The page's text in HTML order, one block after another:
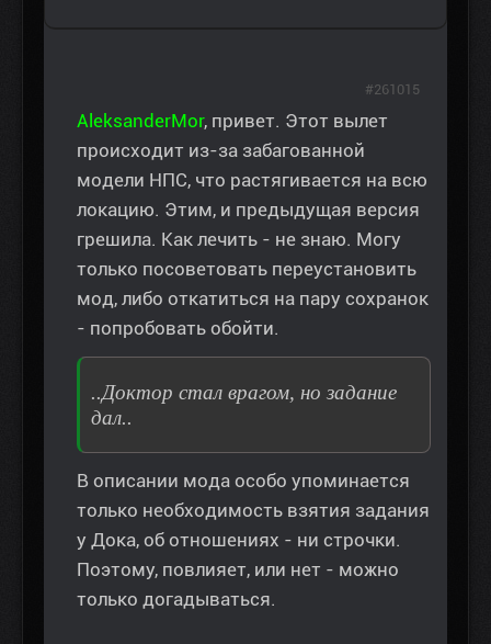
AleksanderMor, привет. Этот вылет
происходит из-за забагованной
модели НПС, что растягивается на всю
локацию. Этим, и предыдущая версия
грешила. Как лечить - не знаю. Могу
только посоветовать переустановить
мод, либо откатиться на пару сохранок
- попробовать обойти.
..Доктор стал врагом, но задание
дал..
В описании мода особо упоминается
только необходимость взятия задания
у Дока, об отношениях - ни строчки.
Поэтому, повлияет, или нет - можно
только догадываться.
#261015